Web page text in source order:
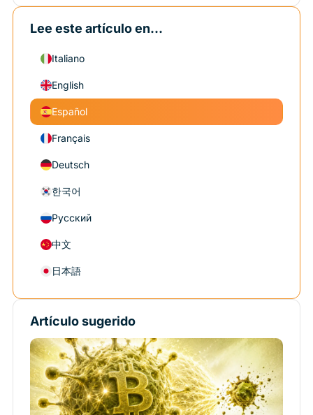
Lee este artículo en...
Italiano
English
Español
Français
Deutsch
한국어
Русский
中文
日本語
Artículo sugerido